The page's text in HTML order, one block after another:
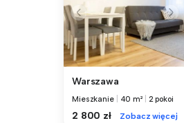
Warszawa
Mieszkanie 40 m² 2 pokoi
2 800 zł Zobacz więcej